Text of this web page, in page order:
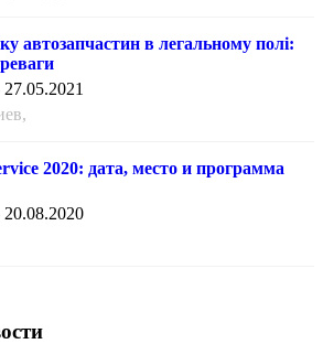
автозапчастин в легальному полі:
2020: дата, место и программа
20.08.2020